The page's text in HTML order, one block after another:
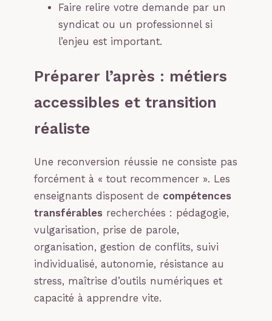
Faire relire votre demande par un
syndicat ou un professionnel si
l’enjeu est important.
Préparer l’après : métiers
accessibles et transition
réaliste
Une reconversion réussie ne consiste pas
forcément à « tout recommencer ». Les
enseignants disposent de compétences
transférables recherchées : pédagogie,
vulgarisation, prise de parole,
organisation, gestion de conflits, suivi
individualisé, autonomie, résistance au
stress, maîtrise d’outils numériques et
capacité à apprendre vite.